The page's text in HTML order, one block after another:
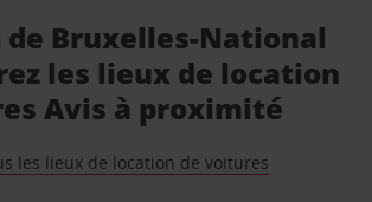
Bruxelles-National
les lieux de location
Avis à proximité
les lieux de location de voitures